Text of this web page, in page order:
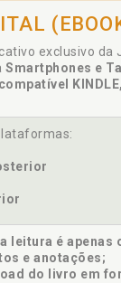
exclusivo da
Smartphones e
leitura é apenas
e anotações;
do livro em